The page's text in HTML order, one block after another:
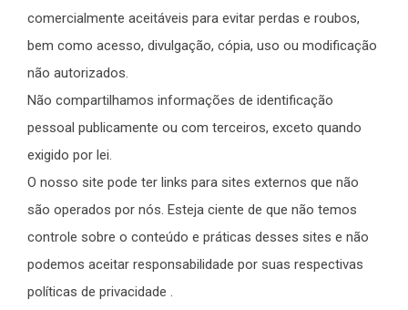
comercialmente aceitáveis para evitar perdas e roubos,
bem como acesso, divulgação, cópia, uso ou modificação
não autorizados.
Não compartilhamos informações de identificação
pessoal publicamente ou com terceiros, exceto quando
exigido por lei.
O nosso site pode ter links para sites externos que não
são operados por nós. Esteja ciente de que não temos
controle sobre o conteúdo e práticas desses sites e não
podemos aceitar responsabilidade por suas respectivas
políticas de privacidade .